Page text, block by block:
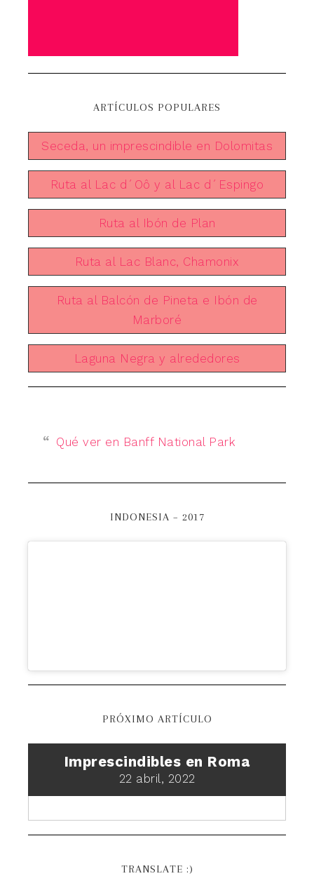
ARTÍCULOS POPULARES
Seceda, un imprescindible en Dolomitas
Ruta al Lac d´Oô y al Lac d´Espingo
Ruta al Ibón de Plan
Ruta al Lac Blanc, Chamonix
Ruta al Balcón de Pineta e Ibón de
Marboré
Laguna Negra y alrededores
Qué ver en Banff National Park
INDONESIA – 2017
PRÓXIMO ARTÍCULO
Imprescindibles en Roma
22 abril, 2022
TRANSLATE :)